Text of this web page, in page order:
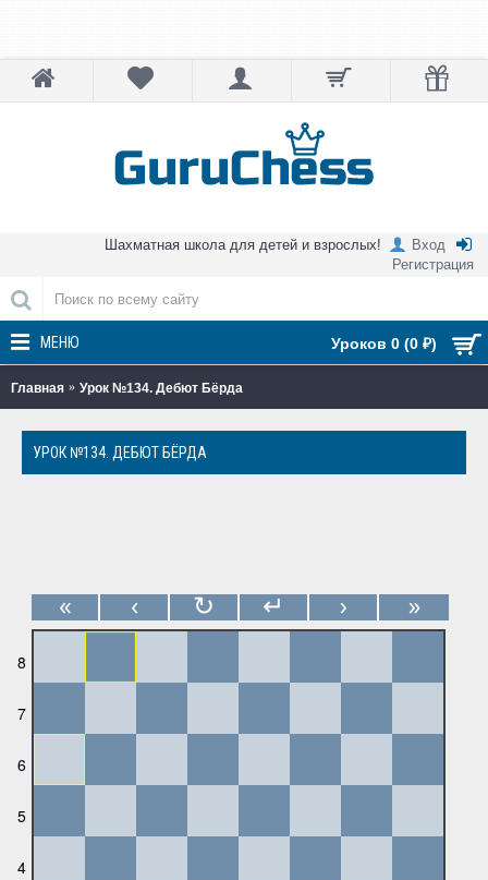
Шахматная школа для детей и взрослых!
Вход
Регистрация
Уроков 0 (0 ₽)
МЕНЮ
Главная Урок №134. Дебют Бёрда
УРОК №134. ДЕБЮТ БЁРДА